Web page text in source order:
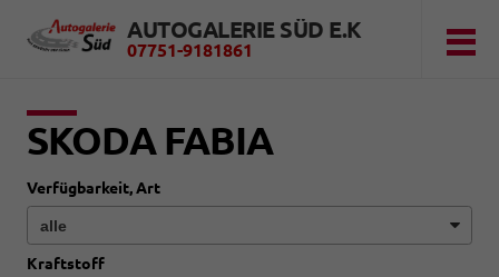
AUTOGALERIE SÜD E.K
07751-9181861
SKODA FABIA
Verfügbarkeit, Art
Kraftstoff